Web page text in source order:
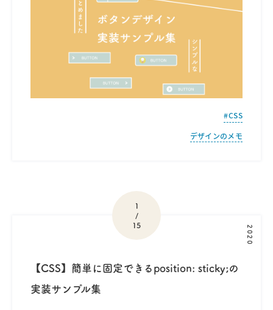
CSS
デザインのメモ
1
/
15
2020
【CSS】簡単に固定できるposition: sticky;の
実装サンプル集